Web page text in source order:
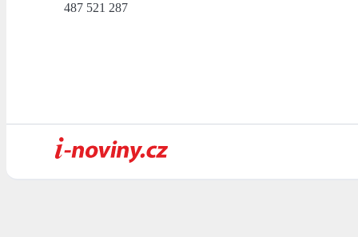
487 521 287